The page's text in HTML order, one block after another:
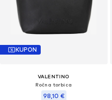
KUPON
VALENTINO
Ročna torbica
98,10 €